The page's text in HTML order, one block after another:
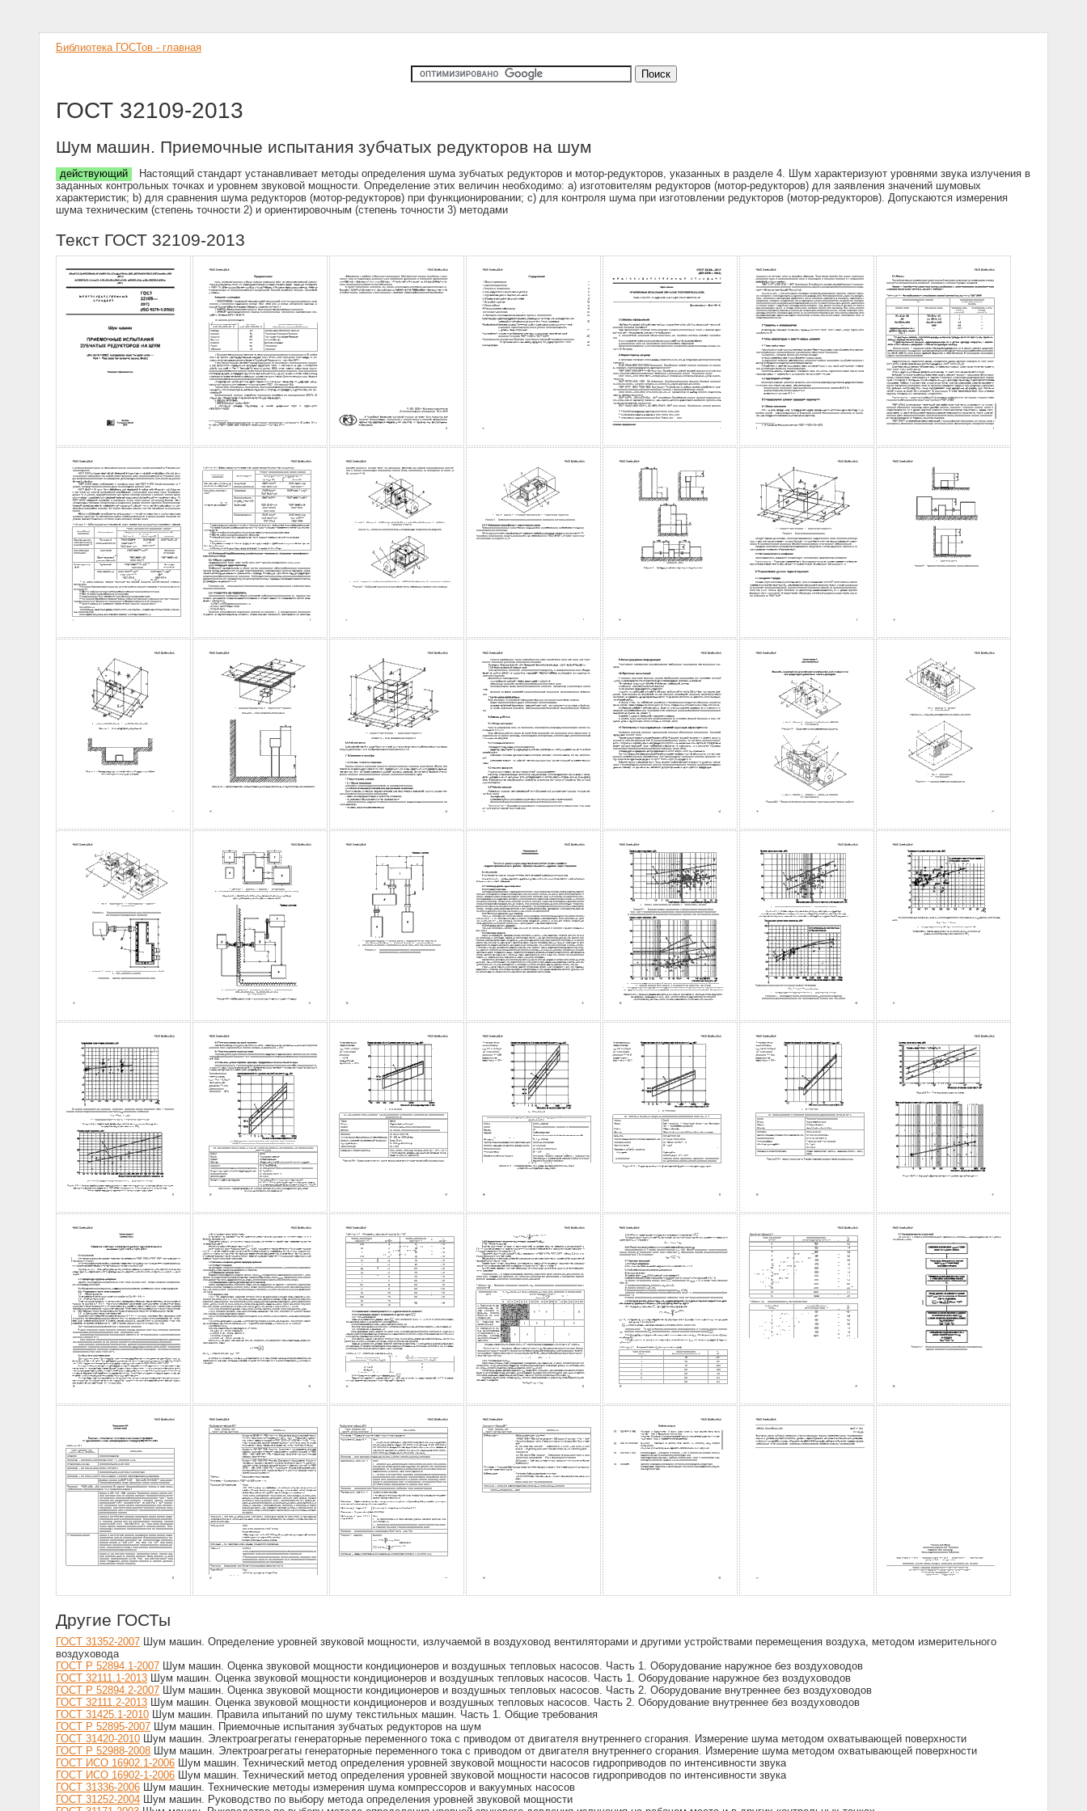
Библиотека ГОСТов - главная
ГОСТ 32109-2013
Шум машин. Приемочные испытания зубчатых редукторов на шум
действующий
Настоящий стандарт устанавливает методы определения шума зубчатых редукторов и мотор-редукторов, указанных в разделе 4. Шум характеризуют уровнями звука излучения в
заданных контрольных точках и уровнем звуковой мощности. Определение этих величин необходимо: а) изготовителям редукторов (мотор-редукторов) для заявления значений шумовых
характеристик; b) для сравнения шума редукторов (мотор-редукторов) при функционировании; c) для контроля шума при изготовлении редукторов (мотор-редукторов). Допускаются измерения
шума техническим (степень точности 2) и ориентировочным (степень точности 3) методами
Текст ГОСТ 32109-2013
Другие ГОСТы
ГОСТ 31352-2007 Шум машин. Определение уровней звуковой мощности, излучаемой в воздуховод вентиляторами и другими устройствами перемещения воздуха, методом измерительного
воздуховода
ГОСТ Р 52894.1-2007 Шум машин. Оценка звуковой мощности кондиционеров и воздушных тепловых насосов. Часть 1. Оборудование наружное без воздуховодов
ГОСТ 32111.1-2013 Шум машин. Оценка звуковой мощности кондиционеров и воздушных тепловых насосов. Часть 1. Оборудование наружное без воздуховодов
ГОСТ Р 52894.2-2007 Шум машин. Оценка звуковой мощности кондиционеров и воздушных тепловых насосов. Часть 2. Оборудование внутреннее без воздуховодов
ГОСТ 32111.2-2013 Шум машин. Оценка звуковой мощности кондиционеров и воздушных тепловых насосов. Часть 2. Оборудование внутреннее без воздуховодов
ГОСТ 31425.1-2010 Шум машин. Правила ипытаний по шуму текстильных машин. Часть 1. Общие требования
ГОСТ Р 52895-2007 Шум машин. Приемочные испытания зубчатых редукторов на шум
ГОСТ 31420-2010 Шум машин. Электроагрегаты генераторные переменного тока с приводом от двигателя внутреннего сгорания. Измерение шума методом охватывающей поверхности
ГОСТ Р 52988-2008 Шум машин. Электроагрегаты генераторные переменного тока с приводом от двигателя внутреннего сгорания. Измерение шума методом охватывающей поверхности
ГОСТ ИСО 16902.1-2006 Шум машин. Технический метод определения уровней звуковой мощности насосов гидроприводов по интенсивности звука
ГОСТ ИСО 16902-1-2006 Шум машин. Технический метод определения уровней звуковой мощности насосов гидроприводов по интенсивности звука
ГОСТ 31336-2006 Шум машин. Технические методы измерения шума компрессоров и вакуумных насосов
ГОСТ 31252-2004 Шум машин. Руководство по выбору метода определения уровней звуковой мощности